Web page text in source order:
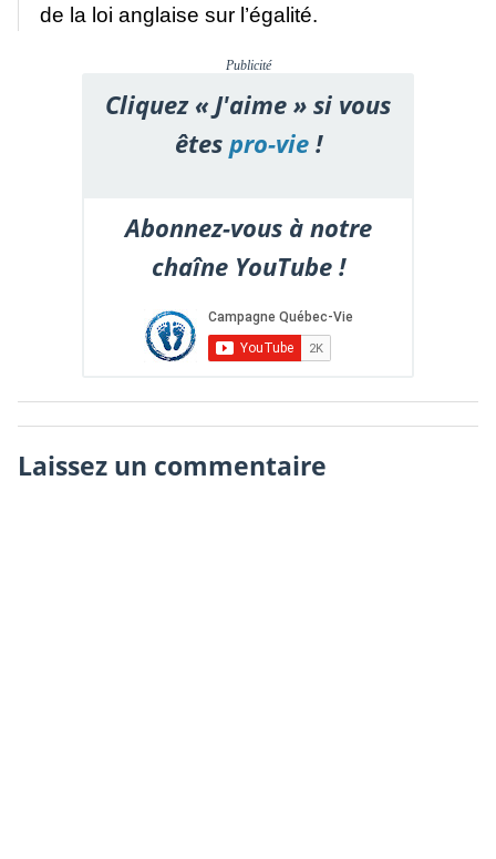
de la loi anglaise sur l’égalité.
Publicité
Cliquez « J'aime » si vous
êtespro-vie!
Abonnez-vous à notre
chaîne YouTube !
Laissez un commentaire